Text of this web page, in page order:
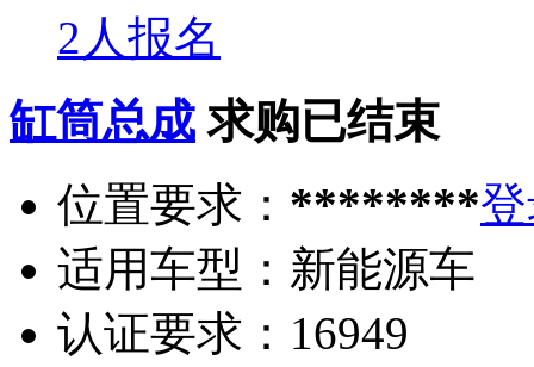
2人报名
缸筒总成 求购已结束
位置要求： ********
适用车型： 新能源车
认证要求： 16949